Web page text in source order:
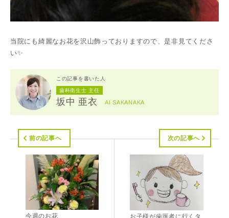
当院にも綺麗なお花を沢山飾っておりますので、是非見てくださ
い✨
この記事を書いた人
歯科衛生士 主任
坂中 亜衣 AI SAKANAKA
前の記事へ
今週のお花
次の記事へ
お子様が歯医者に行くタ